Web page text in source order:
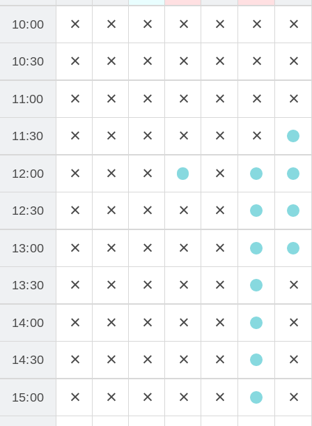
10:00
10:30
11:00
11:30
12:00
12:30
13:00
13:30
14:00
14:30
15:00